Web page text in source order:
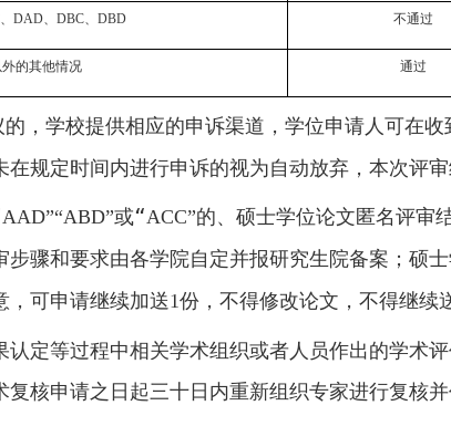
、 DAD、 DBC、 DBD 不通过
的其他情况 通过
，学校提供相应的申诉渠道，学位申请人可在收
规定时间内进行申诉的视为自动放弃，本次评审
AAD”“ABD”或“ACC”的、硕士学位论文匿名评审
骤和要求由各学院自定并报研究生院备案；硕
，可申请继续加送1份，不得修改论文，不得继续
定等过程中相关学术组织或者人员作出的学术
核申请之日起三十日内重新组织专家进行复核